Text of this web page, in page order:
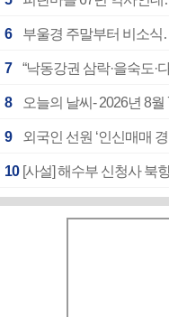
6 부울경 주말부터 비소식
7 “낙동강권 삼락·을숙도·
8 오늘의 날씨- 2026년 8월
9 외국인 선원 ‘인신매매
10 [사설] 해수부 신청사 북